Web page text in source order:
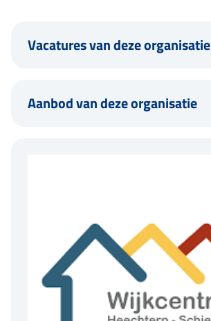
Vacatures van deze organisatie
Aanbod van deze organisatie